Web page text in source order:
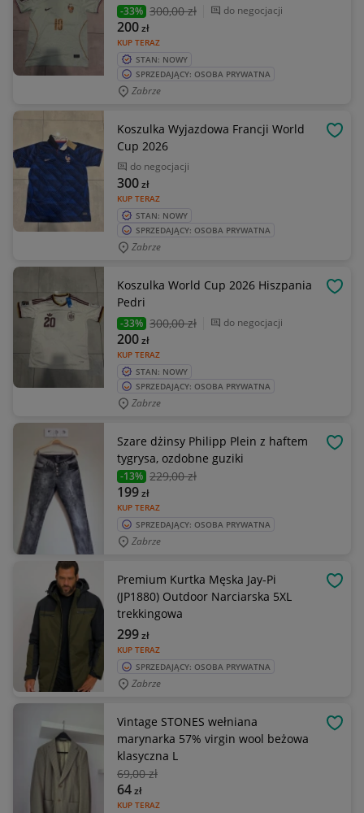
-33% 300,00 zł do negocjacji
KUP TERAZ
200zł
STAN: NOWY
SPRZEDAJĄCY: OSOBA PRYWATNA
Zabrze
Koszulka Wyjazdowa Francji World
Cup 2026
do negocjacji
KUP TERAZ
300zł
STAN: NOWY
SPRZEDAJĄCY: OSOBA PRYWATNA
Zabrze
Koszulka World Cup 2026 Hiszpania
Pedri
-33% 300,00 zł do negocjacji
KUP TERAZ
200zł
STAN: NOWY
SPRZEDAJĄCY: OSOBA PRYWATNA
Zabrze
Szare dżinsy Philipp Plein z haftem
tygrysa, ozdobne guziki
-13% 229,00 zł
KUP TERAZ
199zł
SPRZEDAJĄCY: OSOBA PRYWATNA
Zabrze
Premium Kurtka Męska Jay-Pi
(JP1880) Outdoor Narciarska 5XL
trekkingowa
KUP TERAZ
299zł
SPRZEDAJĄCY: OSOBA PRYWATNA
Zabrze
Vintage STONES wełniana
marynarka 57% virgin wool beżowa
klasyczna L
69,00 zł
KUP TERAZ
64zł